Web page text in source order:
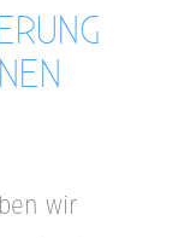
wir